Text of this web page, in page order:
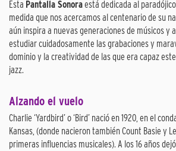
Esta Pantalla Sonoraestá dedicada al paradójico
medida que nos acercamos al centenario de su
aún inspira a nuevas generaciones de músicos y
estudiar cuidadosamente las grabaciones y
dominio y la creatividad de las que era capaz
jazz.
Alzando el vuelo
Charlie ‘Yardbird’ o ‘Bird’ nació en 1920, en el
Kansas, (donde nacieron también Count Basie y
primeras influencias musicales). A los 16 años